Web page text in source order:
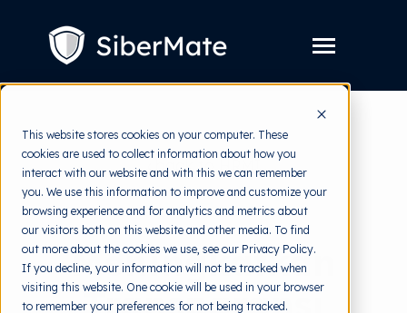
This website stores cookies on your computer. These
cookies are used to collect information about how you
interact with our website and with this we can remember
you. We use this information to improve and customize your
browsing experience and for analytics and metrics about
our visitors both on this website and other media. To find
out more about the cookies we use, see our Privacy Policy.
If you decline, your information will not be tracked when
visiting this website. One cookie will be used in your browser
to remember your preferences for not being tracked.
Toggle
Layanan
children
for
Layanan
Harga
Resources Toggle
children
for
Resources
Tools Gratis Toggle
children
for
Tools
Tentang
back to HRMI
Cyber Threats
Meningkatkan
Transparansi